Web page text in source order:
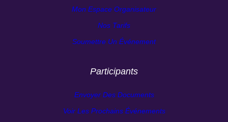
Mon Espace Organisateur
Nos Tarifs
Soumettre Un Événement
Participants
Envoyer Des Documents
Voir Les Prochains Événements